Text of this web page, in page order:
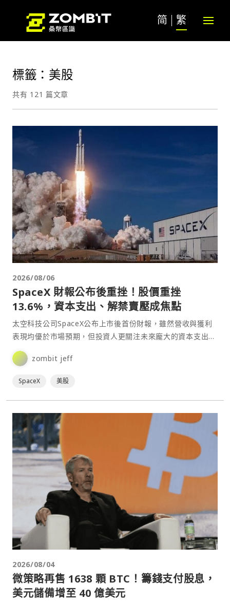
简 繁
標籤：美股
共有 121 篇文章
2026/08/06
SpaceX 財報公布後重挫！股價重挫
13.6%，資本支出、解禁賣壓成焦點
太空科技公司SpaceX公布上市後首份財報，雖然營收與獲利
表現均優於市場預期，但投資人更關注未來龐大的資本支出計
畫、即將到來的內部人持股解禁，以及比特幣持倉帶來的獲⋯
zombit jeff
SpaceX 美股
2026/08/04
微策略再售 1638 顆 BTC！籌錢支付股息，
美元儲備增至 40 億美元